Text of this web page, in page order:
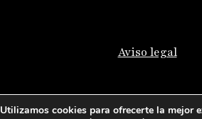
Aviso legal
Utilizamos cookies para ofrecerte la mejor